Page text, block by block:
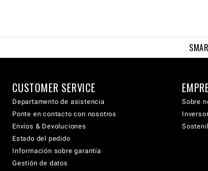
CUSTOMER SERVICE
Departamento de asistencia
Ponte en contacto con nosotros
Envíos & Devoluciones
Estado del pedido
Información sobre garantía
Gestión de datos
Sobre